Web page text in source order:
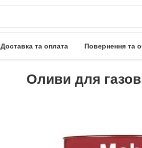
Доставка та оплата Повернення та
Оливи для